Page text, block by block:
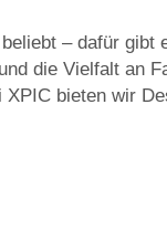
– dafür
die Vielfalt an
bieten wir